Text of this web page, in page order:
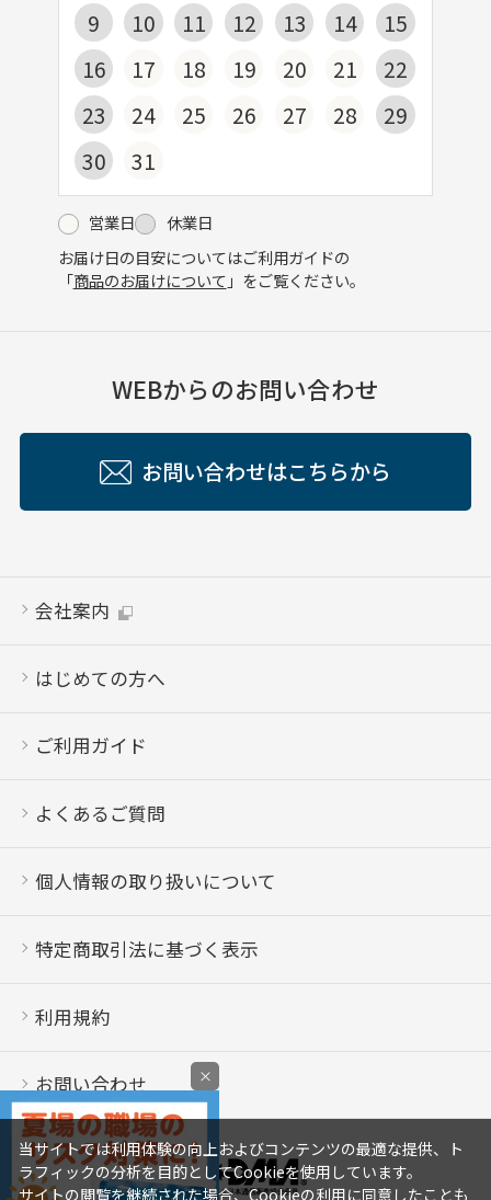
9
10 11 12 13 14
15
16
17 18 19 20 21
22
23
24 25 26 27 28
29
30
31
営業日
休業日
お届け日の目安についてはご利用ガイドの
「商品のお届けについて 」をご覧ください。
WEBからのお問い合わせ
お問い合わせはこちらから
会社案内
はじめての方へ
ご利用ガイド
よくあるご質問
個人情報の取り扱いについて
特定商取引法に基づく表示
利用規約
お問い合わせ
当サイトでは利用体験の向上およびコンテンツの最適な提供、ト
ラフィックの分析を目的としてCookieを使用しています。
サイトの閲覧を継続された場合、Cookieの利用に同意したことも
×